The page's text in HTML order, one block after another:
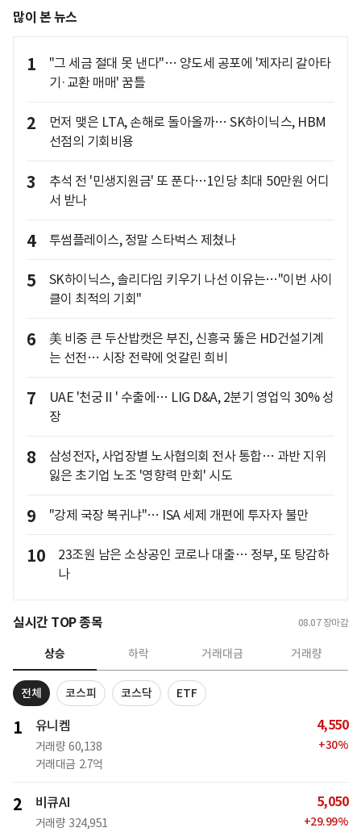
많이 본 뉴스
1
"그 세금 절대 못 낸다"… 양도세 공포에 '제자리 갈아타
기·교환 매매' 꿈틀
2
먼저 맺은 LTA, 손해로 돌아올까… SK하이닉스, HBM
선점의 기회비용
3
추석 전 '민생지원금' 또 푼다…1인당 최대 50만원 어디
서 받나
4 투썸플레이스, 정말 스타벅스 제쳤나
5
SK하이닉스, 솔리다임 키우기 나선 이유는…"이번 사이
클이 최적의 기회"
6
美 비중 큰 두산밥캣은 부진, 신흥국 뚫은 HD건설기계
는 선전… 시장 전략에 엇갈린 희비
7
UAE '천궁Ⅱ' 수출에… LIG D&A, 2분기 영업익 30% 성
장
8
삼성전자, 사업장별 노사협의회 전사 통합… 과반 지위
잃은 초기업 노조 '영향력 만회' 시도
9 "강제 국장 복귀냐"… ISA 세제 개편에 투자자 불만
10
23조원 남은 소상공인 코로나 대출… 정부, 또 탕감하
나
실시간 TOP 종목 08.07 장마감
상승 하락 거래대금 거래량
전체 코스피 코스닥 ETF
1 유니켐
거래량 60,138
거래대금 2.7억
4,550
+30%
2 비큐AI
거래량 324,951
5,050
+29.99%